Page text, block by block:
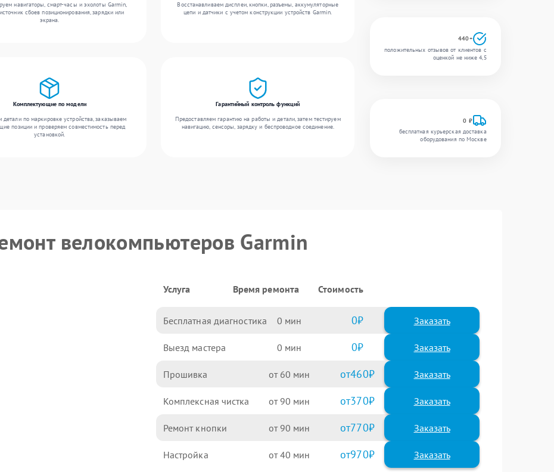
навигаторы, смарт-часы и эхолоты Garmin,
сбоев позиционирования, зарядки или
экрана.
Восстанавливаем дисплеи, кнопки, разъемы, аккумуляторные
цепи и датчики с учетом конструкции устройств Garmin.
Комплектующие по модели
детали по маркировке устройства, заказываем
позиции и проверяем совместимость перед
установкой.
Гарантийный контроль функций
Предоставляем гарантию на работы и детали, затем тестируем
навигацию, сенсоры, зарядку и беспроводное соединение.
440+
положительных отзывов от клиентов с
оценкой не ниже 4,5
0 ₽
бесплатная курьерская доставка
оборудования по Москве
велокомпьютеров Garmin
Услуга Время ремонта Стоимость
Бесплатная диагностика 0 0 Заказать
Выезд мастера 0 0 Заказать
Прошивка 60 460
Комплексная чистка 90 370
Ремонт кнопки 90 770
Настройка 40 970